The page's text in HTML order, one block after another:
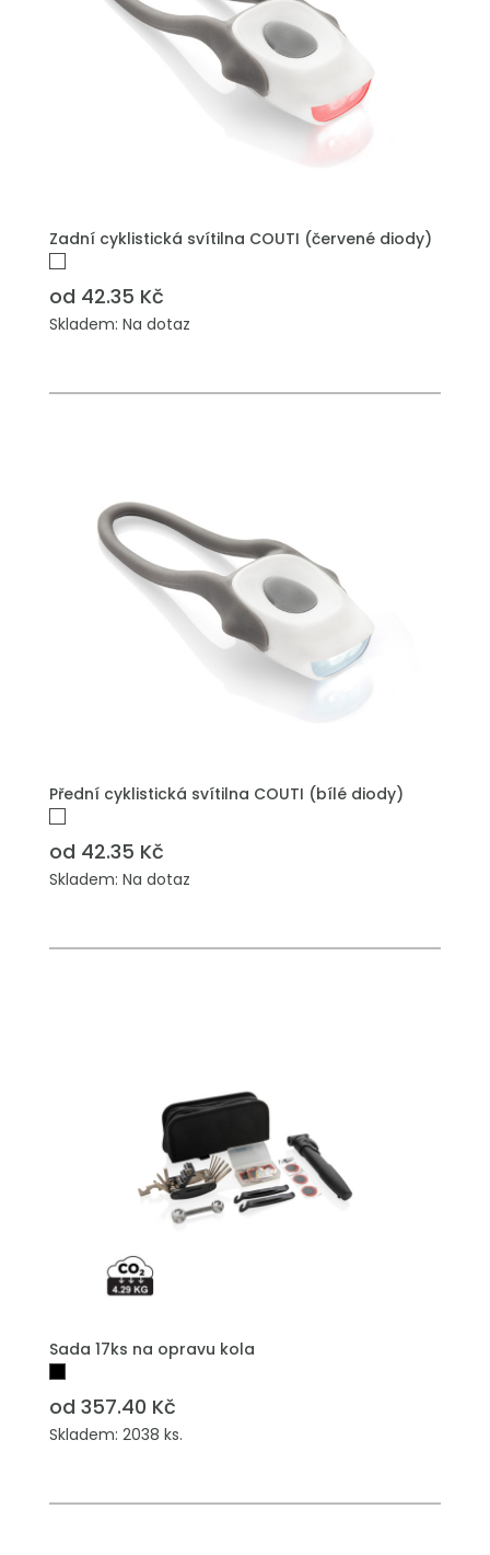
Zadní cyklistická svítilna COUTI (červené diody)
od 42.35 Kč
Skladem: Na dotaz
Přední cyklistická svítilna COUTI (bílé diody)
od 42.35 Kč
Skladem: Na dotaz
Sada 17ks na opravu kola
od 357.40 Kč
Skladem: 2038 ks.